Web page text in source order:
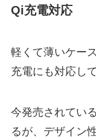
Qi充電対応
軽くて薄いケー
充電にも対応し
今発売されてい
るが、デザイン